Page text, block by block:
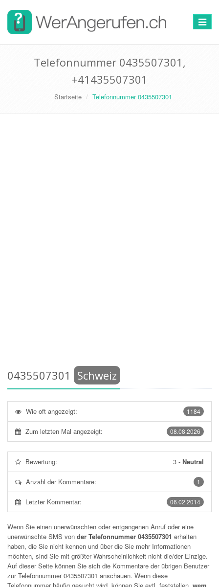
Toggle
Telefonnummer 0435507301,
+41435507301
Startseite Telefonnummer 0435507301
0435507301 Schweiz
1184
Wie oft angezeigt:
08.08.2026
Zum letzten Mal angezeigt:
Bewertung: 3 - Neutral
1
Anzahl der Kommentare:
06.02.2014
Letzter Kommentar:
Wenn Sie einen unerwünschten oder entgangenen Anruf oder eine
unerwünschte SMS von der Telefonnummer 0435507301 erhalten
haben, die Sie nicht kennen und über die Sie mehr Informationen
möchten, sind Sie mit größter Wahrscheinlichkeit nicht die/der Einzige.
Auf dieser Seite können Sie sich die Kommentare der übrigen Benutzer
zur Telefonnummer0435507301 anschauen. Wenn diese